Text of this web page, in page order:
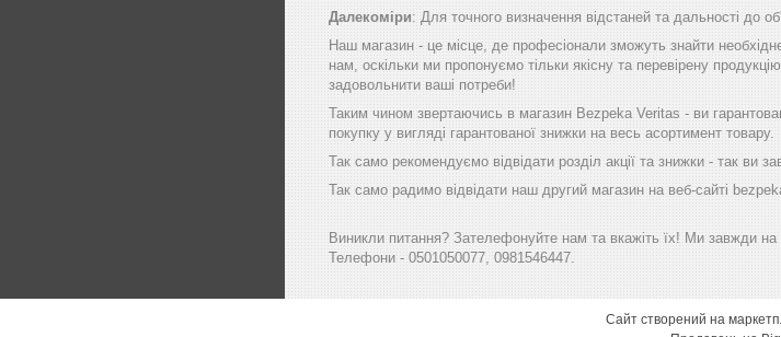
Далекоміри: Для точного визначення відстаней та дальності до
Наш магазин - це місце, де професіонали зможуть знайти
нам, оскільки ми пропонуємо тільки якісну та перевірену
задовольнити ваші потреби!
Таким чином звертаючись в магазин Bezpeka Veritas - ви
покупку у вигляді гарантованої знижки на весь асортимент товару.
Так само рекомендуємо відвідати розділ акції та знижки - так ви
Так само радимо відвідати наш другий магазин на веб-сайті
Виникли питання? Зателефонуйте нам та вкажіть їх! Ми завжди на
Телефони - 0501050077, 0981546447.
Сайт створений на